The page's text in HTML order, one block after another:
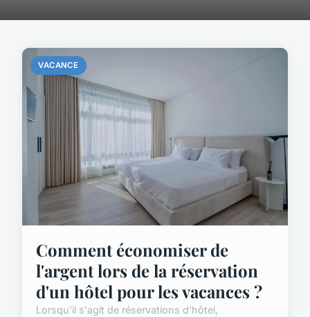
VACANCE
Comment économiser de
l'argent lors de la réservation
d'un hôtel pour les vacances ?
Lorsqu'il s'agit de réservations d'hôtel,